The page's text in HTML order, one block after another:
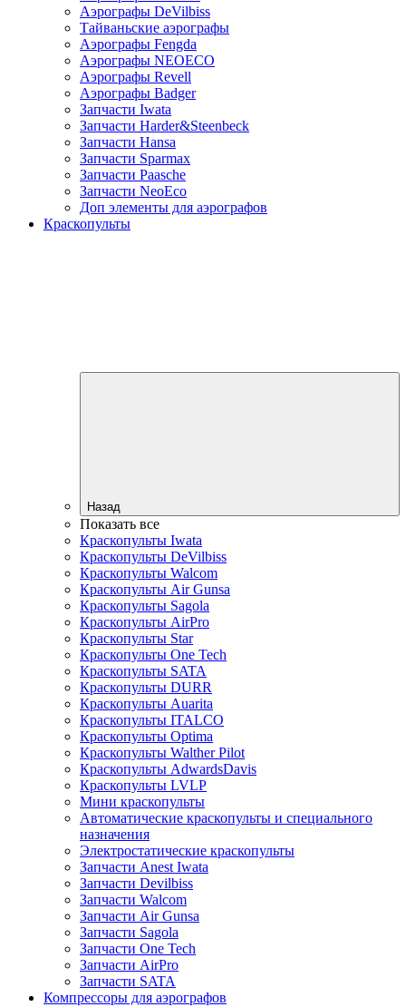
Аэрографы DeVilbiss
Тайваньские аэрографы
Аэрографы Fengda
Аэрографы NEOECO
Аэрографы Revell
Аэрографы Badger
Запчасти Iwata
Запчасти Harder&Steenbeck
Запчасти Hansa
Запчасти Sparmax
Запчасти Paasche
Запчасти NeoEco
Доп элементы для аэрографов
Краскопульты
Назад
Показать все
Краскопульты Iwata
Краскопульты DeVilbiss
Краскопульты Walcom
Краскопульты Air Gunsa
Краскопульты Sagola
Краскопульты AirPro
Краскопульты Star
Краскопульты One Tech
Краскопульты SATA
Краскопульты DURR
Краскопульты Auarita
Краскопульты ITALCO
Краскопульты Optima
Краскопульты Walther Pilot
Краскопульты AdwardsDavis
Краскопульты LVLP
Мини краскопульты
Автоматические краскопульты и специального
назначения
Электростатические краскопульты
Запчасти Anest Iwata
Запчасти Devilbiss
Запчасти Walcom
Запчасти Air Gunsa
Запчасти Sagola
Запчасти One Tech
Запчасти AirPro
Запчасти SATA
Компрессоры для аэрографов